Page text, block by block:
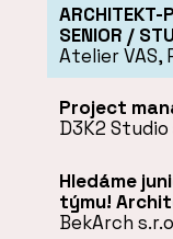
ARCHITEKT-
SENIOR /
Atelier VAS,
Project
D3K2 Studio
Hledáme
týmu!
BekArch